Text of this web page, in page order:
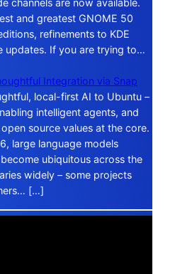
channels are now available.
and greatest GNOME 50
refinements to KDE
updates. If you are trying to…
Integration via Snap
local-first AI to Ubuntu –
intelligent agents, and
source values at the core.
large language models
ubiquitous across the
widely – some projects
[…]